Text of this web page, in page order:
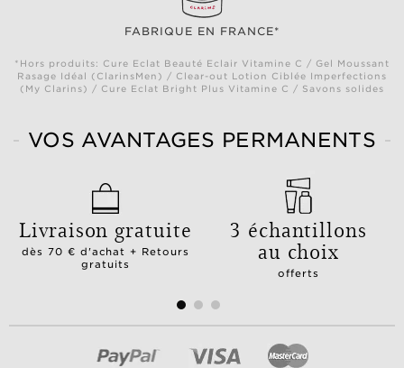
FABRIQUE EN FRANCE*
*Hors produits: Cure Eclat Beauté Eclair Vitamine C / Gel Moussant
Rasage Idéal (ClarinsMen) / Clear-out Lotion Ciblée Imperfections
(My Clarins) / Cure Eclat Bright Plus Vitamine C / Savons solides
VOS AVANTAGES PERMANENTS
Livraison gratuite
dès 70 € d'achat + Retours
gratuits
3 échantillons
au choix
offerts